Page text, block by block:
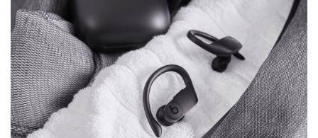
生成式AI與雲端應用
Enterprise Digital Transformation
特集